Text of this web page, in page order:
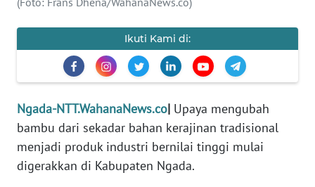
Ikuti Kami di:
Ngada-NTT.WahanaNews.co| Upaya mengubah
bambu dari sekadar bahan kerajinan tradisional
menjadi produk industri bernilai tinggi mulai
digerakkan di Kabupaten Ngada.
REDAKSI
Wahana
News
Regional